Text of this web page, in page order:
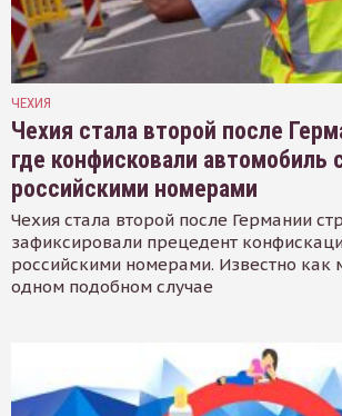
ЧЕХИЯ
Чехия стала второй после
где конфисковали автомобиль
российскими номерами
Чехия стала второй после Германии
зафиксировали прецедент
российскими номерами. Известно как
одном подобном случае